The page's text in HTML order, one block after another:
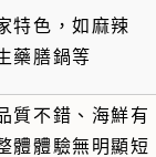
特色，如麻辣
藥膳鍋等
質不錯、海鮮有
體體驗無明顯短